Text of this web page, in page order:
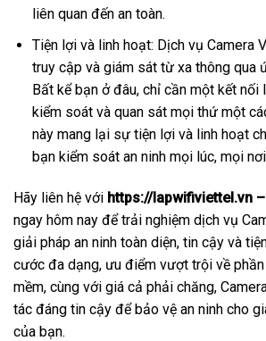
liên quan đến an toàn.
Tiện lợi và linh hoạt: Dịch vụ Camera
truy cập và giám sát từ xa thông qua
Bất kể bạn ở đâu, chỉ cần một kết nối
kiểm soát và quan sát mọi thứ một
này mang lại sự tiện lợi và linh hoạt
bạn kiểm soát an ninh mọi lúc, mọi
Hãy liên hệ với https://lapwifiviettel.vn
ngay hôm nay để trải nghiệm dịch vụ
giải pháp an ninh toàn diện, tin cậy và
cước đa dạng, ưu điểm vượt trội về
mềm, cùng với giá cả phải chăng,
tác đáng tin cậy để bảo vệ an ninh cho
của bạn.